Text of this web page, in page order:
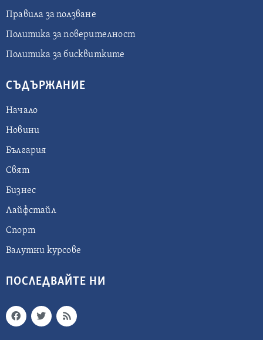
Правила за ползване
Политика за поверителност
Политика за бисквитките
СЪДЪРЖАНИЕ
Начало
Новини
България
Свят
Бизнес
Лайфстайл
Спорт
Валутни курсове
ПОСЛЕДВАЙТЕ НИ